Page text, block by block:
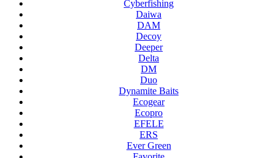
Cyberfishing
Daiwa
DAM
Decoy
Deeper
Delta
DM
Duo
Dynamite Baits
Ecogear
Ecopro
EFELE
ERS
Ever Green